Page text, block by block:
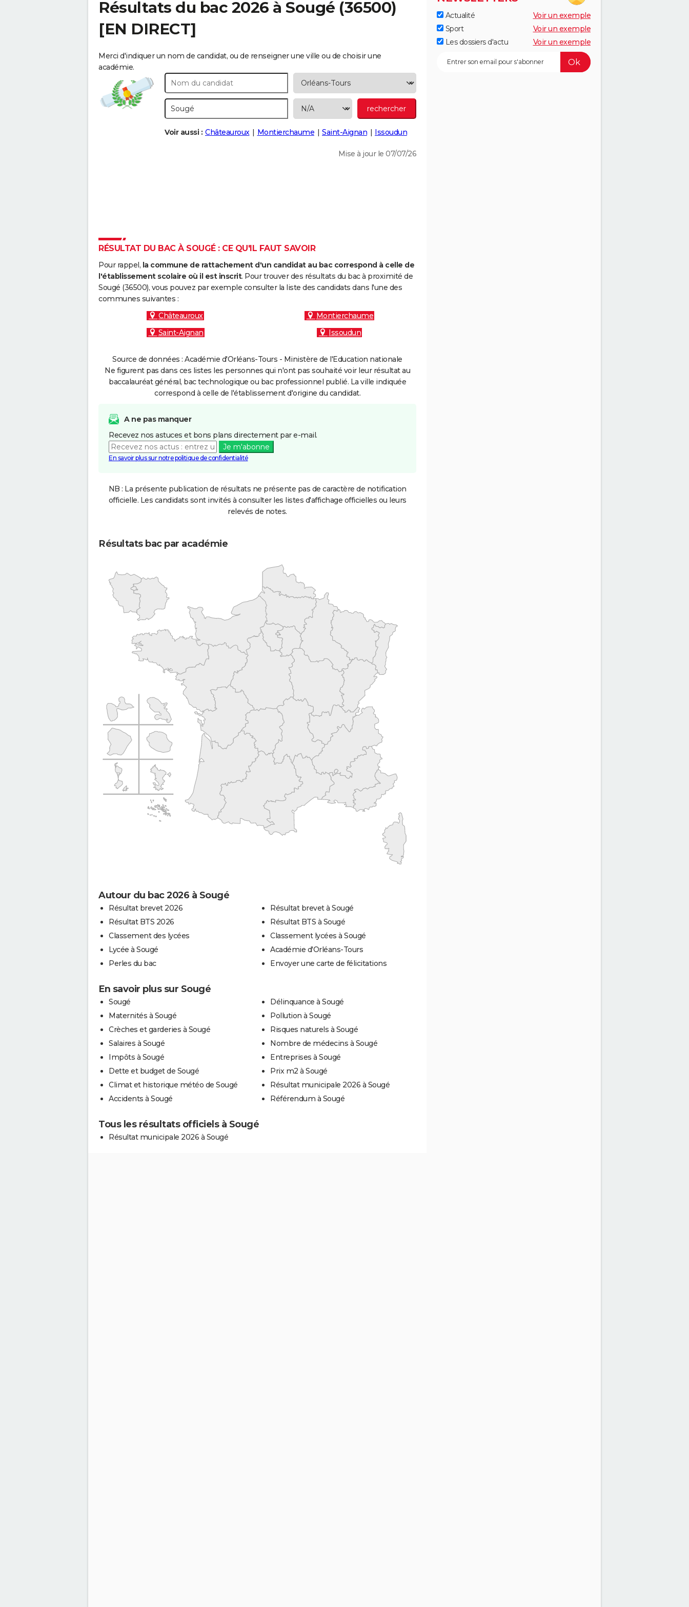
Résultats du bac 2026 à Sougé (36500)
[EN DIRECT]
Merci d'indiquer un nom de candidat, ou de renseigner une ville ou de choisir une
académie.
Voir aussi : Châteauroux Montierchaume Saint-Aignan Issoudun
Mise à jour le 07/07/26
RÉSULTAT DU BAC À SOUGÉ : CE QU'IL FAUT SAVOIR
Pour rappel, la commune de rattachement d'un candidat au bac correspond à celle de
l'établissement scolaire où il est inscrit. Pour trouver des résultats du bac à proximité de
Sougé (36500), vous pouvez par exemple consulter la liste des candidats dans l'une des
communes suivantes :
Châteauroux
Montierchaume
Saint-Aignan
Issoudun
Source de données : Académie d'Orléans-Tours - Ministère de l'Education nationale
Ne figurent pas dans ces listes les personnes qui n'ont pas souhaité voir leur résultat au
baccalauréat général, bac technologique ou bac professionnel publié. La ville indiquée
correspond à celle de l'établissement d'origine du candidat.
A ne pas manquer
Recevez nos astuces et bons plans directement par e-mail.
Je m'abonne
En savoir plus sur notre politique de confidentialité
NB : La présente publication de résultats ne présente pas de caractère de notification
officielle. Les candidats sont invités à consulter les listes d'affichage officielles ou leurs
relevés de notes.
Résultats bac par académie
Autour du bac 2026 à Sougé
Résultat brevet 2026
Résultat BTS 2026
Classement des lycées
Lycée à Sougé
Perles du bac
Résultat brevet à Sougé
Résultat BTS à Sougé
Classement lycées à Sougé
Académie d'Orléans-Tours
Envoyer une carte de félicitations
En savoir plus sur Sougé
Sougé
Maternités à Sougé
Crèches et garderies à Sougé
Salaires à Sougé
Impôts à Sougé
Dette et budget de Sougé
Climat et historique météo de Sougé
Accidents à Sougé
Délinquance à Sougé
Pollution à Sougé
Risques naturels à Sougé
Nombre de médecins à Sougé
Entreprises à Sougé
Prix m2 à Sougé
Résultat municipale 2026 à Sougé
Référendum à Sougé
Tous les résultats officiels à Sougé
Résultat municipale 2026 à Sougé
Actualité
Voir un exemple
Sport
Voir un exemple
Les dossiers d'actu
Voir un exemple